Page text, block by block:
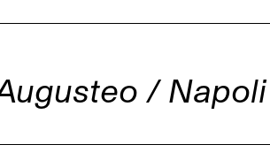
/ Napoli